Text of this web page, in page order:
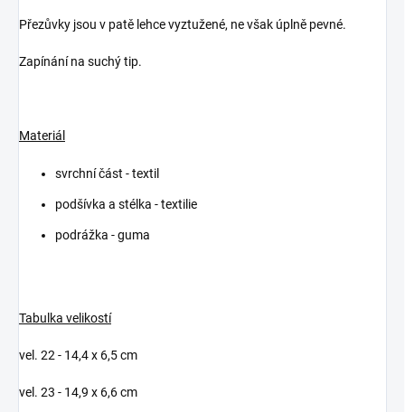
Přezůvky jsou v patě lehce vyztužené, ne však úplně pevné.
Zapínání na suchý tip.
Materiál
svrchní část - textil
podšívka a stélka - textilie
podrážka - guma
Tabulka velikostí
vel. 22 - 14,4 x 6,5 cm
vel. 23 - 14,9 x 6,6 cm